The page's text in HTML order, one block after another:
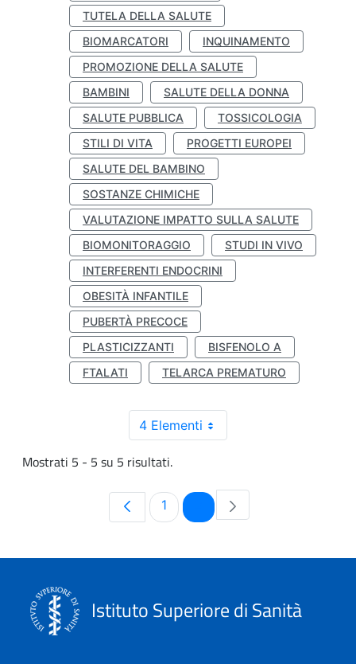
TUTELA DELLA SALUTE
BIOMARCATORI
INQUINAMENTO
PROMOZIONE DELLA SALUTE
BAMBINI
SALUTE DELLA DONNA
SALUTE PUBBLICA
TOSSICOLOGIA
STILI DI VITA
PROGETTI EUROPEI
SALUTE DEL BAMBINO
SOSTANZE CHIMICHE
VALUTAZIONE IMPATTO SULLA SALUTE
BIOMONITORAGGIO
STUDI IN VIVO
INTERFERENTI ENDOCRINI
OBESITÀ INFANTILE
PUBERTÀ PRECOCE
PLASTICIZZANTI
BISFENOLO A
FTALATI
TELARCA PREMATURO
4 Elementi
Mostrati 5 - 5 su 5 risultati.
Pagina
1 Pagina
Istituto Superiore di Sanità